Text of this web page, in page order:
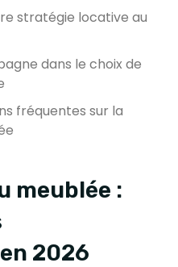
stratégie locative au
dans le choix de
fréquentes sur la
meublée :
2026